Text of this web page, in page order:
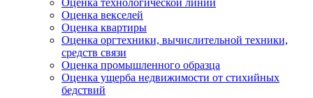
Оценка технологической линии
Оценка векселей
Оценка квартиры
Оценка оргтехники, вычислительной техники,
средств связи
Оценка промышленного образца
Оценка ущерба недвижимости от стихийных
бедствий